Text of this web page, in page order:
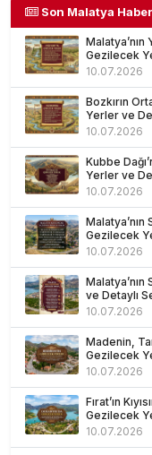
Son Malatya
Gezilecek
10.07.2026
Bozkırın
Yerler ve
10.07.2026
Kubbe
Yerler ve
10.07.2026
Malatya’nın
Gezilecek
10.07.2026
ve Detaylı
10.07.2026
Madenin,
Gezilecek
10.07.2026
Fırat’ın
Gezilecek
10.07.2026